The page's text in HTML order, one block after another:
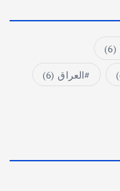
(6)
العراق (6)